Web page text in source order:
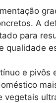
A
para
qualidade
e pivôs
vegetais